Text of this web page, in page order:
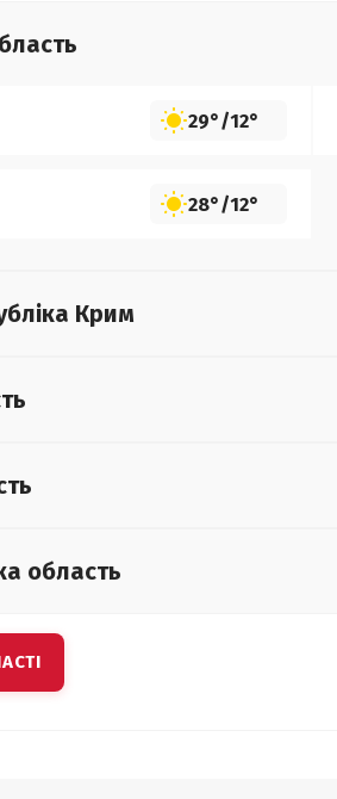
29°/12°
28°/12°
Крим
область